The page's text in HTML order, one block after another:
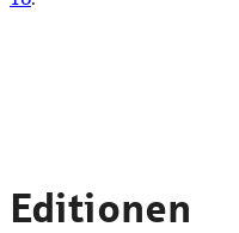
Editionen